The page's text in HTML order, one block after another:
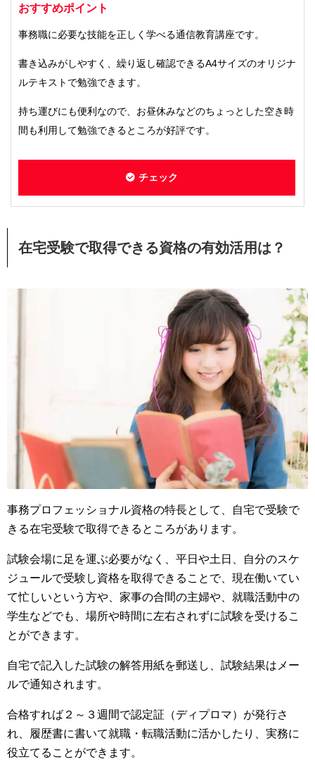
おすすめポイント
事務職に必要な技能を正しく学べる通信教育講座です。
書き込みがしやすく、繰り返し確認できるA4サイズのオリジナ
ルテキストで勉強できます。
持ち運びにも便利なので、お昼休みなどのちょっとした空き時
間も利用して勉強できるところが好評です。
チェック
在宅受験で取得できる資格の有効活用は？
事務プロフェッショナル資格の特長として、自宅で受験で
きる在宅受験で取得できるところがあります。
試験会場に足を運ぶ必要がなく、平日や土日、自分のスケ
ジュールで受験し資格を取得できることで、現在働いてい
て忙しいという方や、家事の合間の主婦や、就職活動中の
学生などでも、場所や時間に左右されずに試験を受けるこ
とができます。
自宅で記入した試験の解答用紙を郵送し、試験結果はメー
ルで通知されます。
合格すれば２～３週間で認定証（ディプロマ）が発行さ
れ、履歴書に書いて就職・転職活動に活かしたり、実務に
役立てることができます。